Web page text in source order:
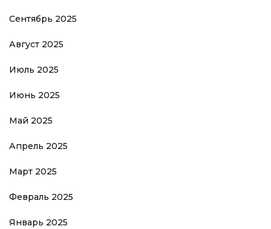
Сентябрь 2025
Август 2025
Июль 2025
Июнь 2025
Май 2025
Апрель 2025
Март 2025
Февраль 2025
Январь 2025